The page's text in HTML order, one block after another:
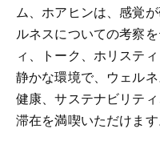
ム、ホアヒンは、感覚
ルネスについての考察
ィ、トーク、ホリステ
静かな環境で、ウェル
健康、サステナビリテ
滞在を満喫いただけます